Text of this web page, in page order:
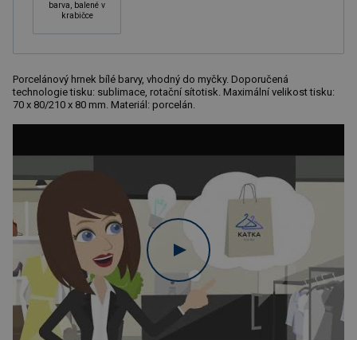
barva, balené v
krabičce
Porcelánový hrnek bílé barvy, vhodný do myčky. Doporučená
technologie tisku: sublimace, rotační sítotisk. Maximální velikost tisku:
70 x 80/210 x 80 mm. Materiál: porcelán.